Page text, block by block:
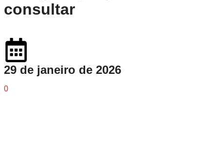
consultar
29 de janeiro de 2026
0